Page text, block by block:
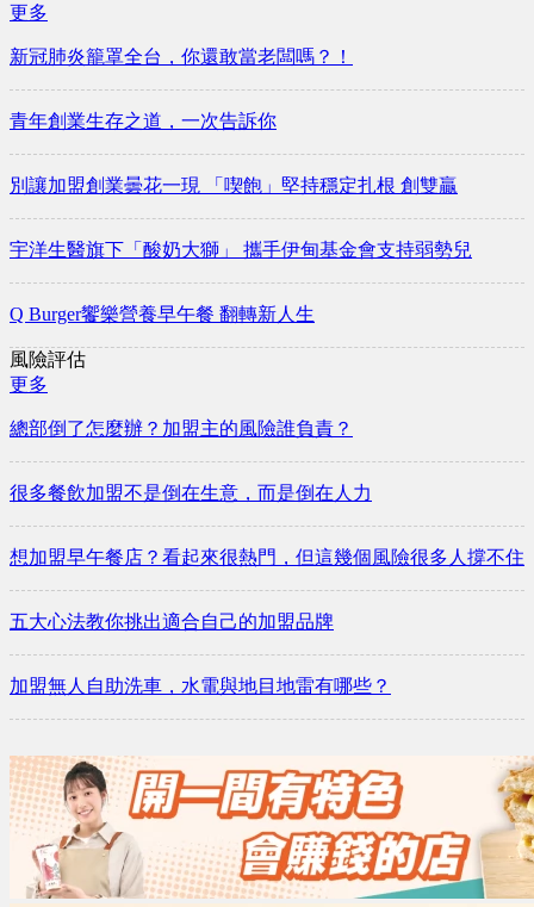
更多
新冠肺炎籠罩全台，你還敢當老闆嗎？！
青年創業生存之道，一次告訴你
別讓加盟創業曇花一現 「喫飽」堅持穩定扎根 創雙贏
宇洋生醫旗下「酸奶大獅」 攜手伊甸基金會支持弱勢兒
Q Burger饗樂營養早午餐 翻轉新人生
風險評估
更多
總部倒了怎麼辦？加盟主的風險誰負責？
很多餐飲加盟不是倒在生意，而是倒在人力
想加盟早午餐店？看起來很熱門，但這幾個風險很多人撐不住
五大心法教你挑出適合自己的加盟品牌
加盟無人自助洗車，水電與地目地雷有哪些？